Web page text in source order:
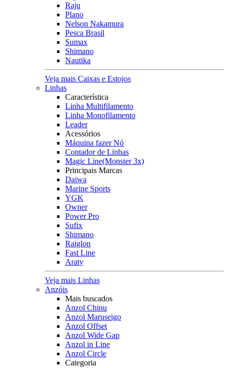
Raju
Plano
Nelson Nakamura
Pesca Brasil
Sumax
Shimano
Nautika
Veja mais Caixas e Estojos
Linhas
Característica
Linha Multifilamento
Linha Monofilamento
Leader
Acessórios
Máquina fazer Nó
Contador de Linhas
Magic Line(Monster 3x)
Principais Marcas
Daiwa
Marine Sports
YGK
Owner
Power Pro
Sufix
Shimano
Raiglon
Fast Line
Araty
Veja mais Linhas
Anzóis
Mais buscados
Anzol Chinu
Anzol Maruseigo
Anzol Offset
Anzol Wide Gap
Anzol in Line
Anzol Circle
Categoria